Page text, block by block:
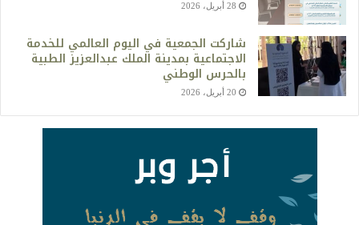
28 أبريل، 2026
شاركت الجمعية في اليوم العالمي للخدمة
الاجتماعية بمدينة الملك عبدالعزيز الطبية
بالحرس الوطني
20 أبريل، 2026